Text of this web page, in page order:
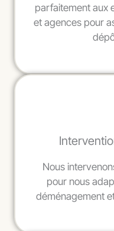
parfaitement aux
et agences pour
Nous
pour nous
déménagement